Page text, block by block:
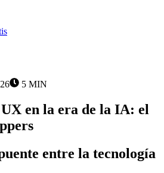
5 MIN
en la era de la IA: el
entre la tecnología